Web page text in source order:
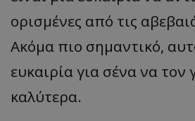
ορισμένες από τις
Ακόμα πιο σημαντικό,
ευκαιρία για σένα να τον
καλύτερα.